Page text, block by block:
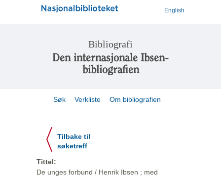
English
Bibliografi
Den internasjonale Ibsen-
bibliografien
Søk Verkliste Om bibliografien
Tilbake til
søketreff
Tittel:
De unges forbund / Henrik Ibsen ; med